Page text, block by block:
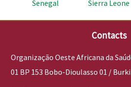
Senegal
Sierra Leone
Contacts
Organização Oeste Africana da
01 BP 153 Bobo-Dioulasso 01 /